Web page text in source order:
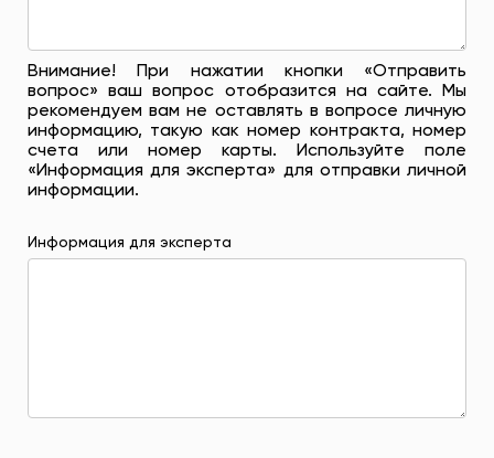
Внимание! При нажатии кнопки «Отправить
вопрос» ваш вопрос отобразится на сайте. Мы
рекомендуем вам не оставлять в вопросе личную
информацию, такую ​​как номер контракта, номер
счета или номер карты. Используйте поле
«Информация для эксперта» для отправки личной
информации.
Информация для эксперта